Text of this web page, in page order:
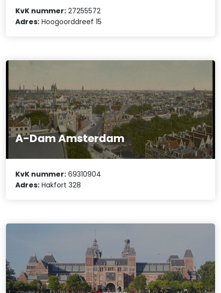
KvK nummer: 27255572
Adres: Hoogoorddreef 15
A-Dam Amsterdam
KvK nummer: 69310904
Adres: Hakfort 328